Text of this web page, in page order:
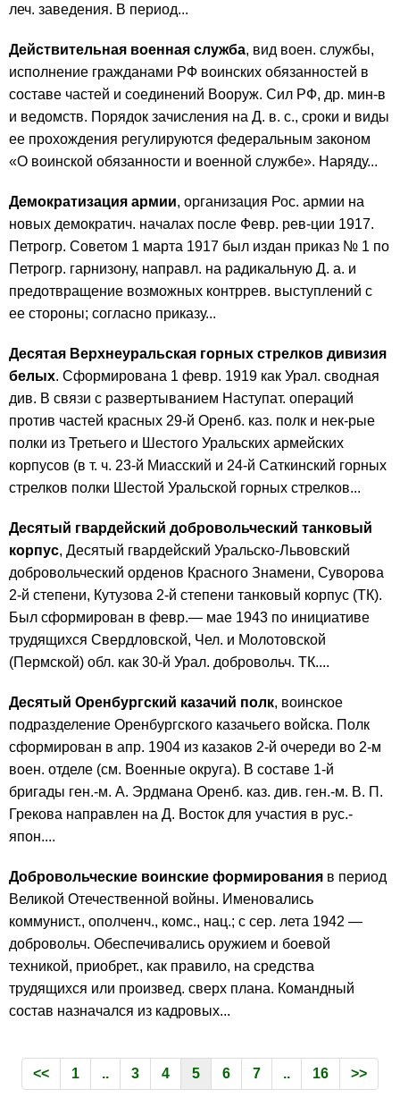
леч. заведения. В период...
Действительная военная служба, вид воен. службы,
исполнение гражданами РФ воинских обязанностей в
составе частей и соединений Вооруж. Сил РФ, др. мин-в
и ведомств. Порядок зачисления на Д. в. с., сроки и виды
ее прохождения регулируются федеральным законом
«О воинской обязанности и военной службе». Наряду...
Демократизация армии, организация Рос. армии на
новых демократич. началах после Февр. рев-ции 1917.
Петрогр. Советом 1 марта 1917 был издан приказ № 1 по
Петрогр. гарнизону, направл. на радикальную Д. а. и
предотвращение возможных контррев. выступлений с
ее стороны; согласно приказу...
Десятая Верхнеуральская горных стрелков дивизия
белых. Сформирована 1 февр. 1919 как Урал. сводная
див. В связи с развертыванием Наступат. операций
против частей красных 29-й Оренб. каз. полк и нек-рые
полки из Третьего и Шестого Уральских армейских
корпусов (в т. ч. 23-й Миасский и 24-й Саткинский горных
стрелков полки Шестой Уральской горных стрелков...
Десятый гвардейский добровольческий танковый
корпус, Десятый гвардейский Уральско-Львовский
добровольческий орденов Красного Знамени, Суворова
2-й степени, Кутузова 2-й степени танковый корпус (ТК).
Был сформирован в февр.— мае 1943 по инициативе
трудящихся Свердловской, Чел. и Молотовской
(Пермской) обл. как 30-й Урал. добровольч. ТК....
Десятый Оренбургский казачий полк, воинское
подразделение Оренбургского казачьего войска. Полк
сформирован в апр. 1904 из казаков 2-й очереди во 2-м
воен. отделе (см. Военные округа). В составе 1-й
бригады ген.-м. А. Эрдмана Оренб. каз. див. ген.-м. В. П.
Грекова направлен на Д. Восток для участия в рус.-
япон....
Добровольческие воинские формирования в период
Великой Отечественной войны. Именовались
коммунист., ополченч., комс., нац.; с сер. лета 1942 —
добровольч. Обеспечивались оружием и боевой
техникой, приобрет., как правило, на средства
трудящихся или произвед. сверх плана. Командный
состав назначался из кадровых...
<< 1 .. 3 4 5 6 7 .. 16 >>